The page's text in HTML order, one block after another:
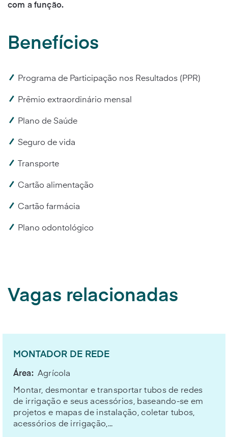
com a função.
Benefícios
Programa de Participação nos Resultados (PPR)
Prêmio extraordinário mensal
Plano de Saúde
Seguro de vida
Transporte
Cartão alimentação
Cartão farmácia
Plano odontológico
Vagas relacionadas
MONTADOR DE REDE
Área: Agrícola
Montar, desmontar e transportar tubos de redes
de irrigação e seus acessórios, baseando-se em
projetos e mapas de instalação, coletar tubos,
acessórios de irrigação,...